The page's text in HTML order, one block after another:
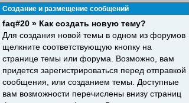
Создание и размещение сообщений
faq#20 » Как создать новую тему?
Для создания новой темы в одном из форумов
щелкните соответствующую кнопку на
странице темы или форума. Возможно, вам
придется зарегистрироваться перед отправкой
сообщения, или созданием темы. Доступные
вам возможности перечислены внизу страниц